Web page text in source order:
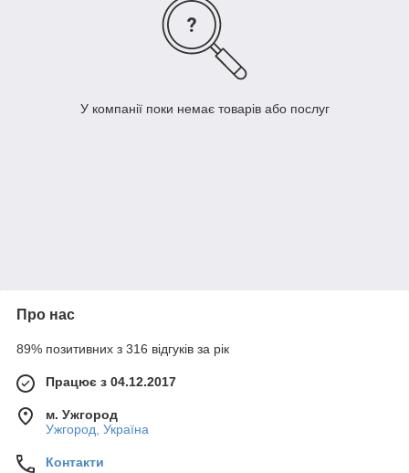
У компанії поки немає товарів або послуг
Про нас
89% позитивних з 316 відгуків за рік
Працює з 04.12.2017
м. Ужгород
Ужгород, Україна
Контакти